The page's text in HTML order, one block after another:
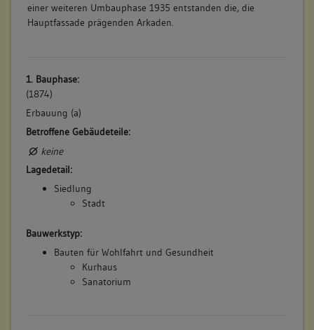
einer weiteren Umbauphase 1935 entstanden die, die
Hauptfassade prägenden Arkaden.
1. Bauphase:
(1874)
Erbauung (a)
Betroffene Gebäudeteile:
keine
Lagedetail:
Siedlung
Stadt
Bauwerkstyp:
Bauten für Wohlfahrt und Gesundheit
Kurhaus
Sanatorium